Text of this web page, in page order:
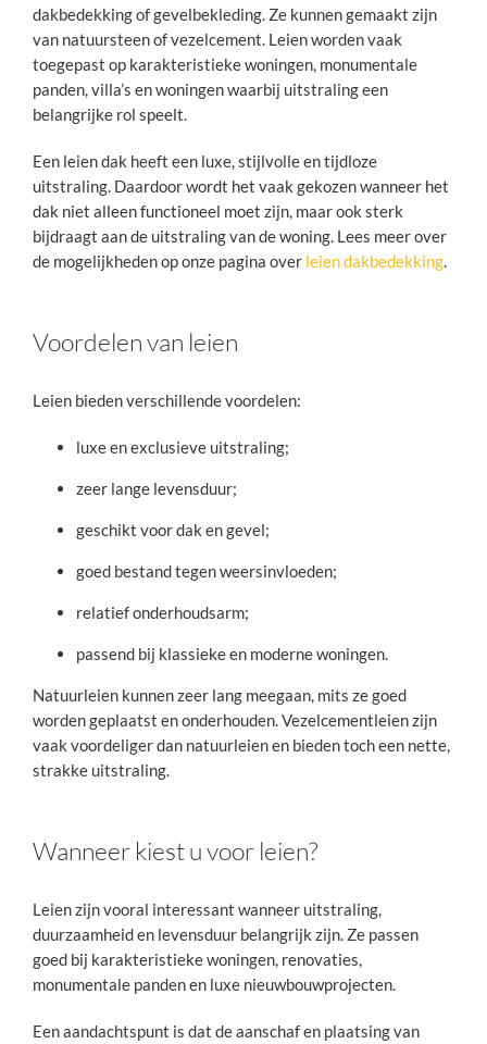
dakbedekking of gevelbekleding. Ze kunnen gemaakt zijn
van natuursteen of vezelcement. Leien worden vaak
toegepast op karakteristieke woningen, monumentale
panden, villa’s en woningen waarbij uitstraling een
belangrijke rol speelt.
Een leien dak heeft een luxe, stijlvolle en tijdloze
uitstraling. Daardoor wordt het vaak gekozen wanneer het
dak niet alleen functioneel moet zijn, maar ook sterk
bijdraagt aan de uitstraling van de woning. Lees meer over
de mogelijkheden op onze pagina over leien dakbedekking.
Voordelen van leien
Leien bieden verschillende voordelen:
luxe en exclusieve uitstraling;
zeer lange levensduur;
geschikt voor dak en gevel;
goed bestand tegen weersinvloeden;
relatief onderhoudsarm;
passend bij klassieke en moderne woningen.
Natuurleien kunnen zeer lang meegaan, mits ze goed
worden geplaatst en onderhouden. Vezelcementleien zijn
vaak voordeliger dan natuurleien en bieden toch een nette,
strakke uitstraling.
Wanneer kiest u voor leien?
Leien zijn vooral interessant wanneer uitstraling,
duurzaamheid en levensduur belangrijk zijn. Ze passen
goed bij karakteristieke woningen, renovaties,
monumentale panden en luxe nieuwbouwprojecten.
Een aandachtspunt is dat de aanschaf en plaatsing van